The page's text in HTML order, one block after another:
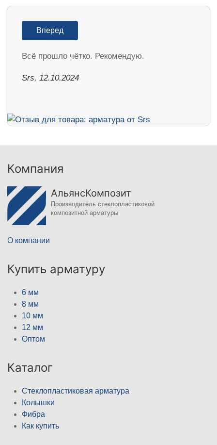
Вперед
Всё прошло чётко. Рекомендую.
Srs, 12.10.2024
Компания
АльянсКомпозит
Производитель стеклопластиковой
композитной арматуры
О компании
Купить арматуру
6 мм
8 мм
10 мм
12 мм
Оптом
Каталог
Стеклопластиковая арматура
Колышки
Фибра
Как купить